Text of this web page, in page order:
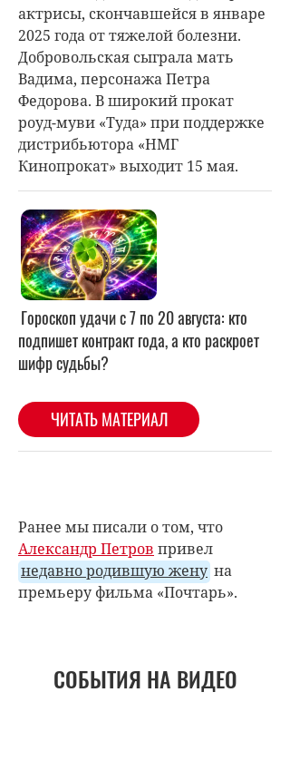
актрисы, скончавшейся в январе
2025 года от тяжелой болезни.
Добровольская сыграла мать
Вадима, персонажаПетра
Федорова. В широкий прокат
роуд-муви «Туда» при поддержке
дистрибьютора «НМГ
Кинопрокат» выходит 15 мая.
Ранее мы писали о том, что
Александр Петров привел
недавно родившую жену на
премьеру фильма «Почтарь».
СОБЫТИЯ НА ВИДЕО